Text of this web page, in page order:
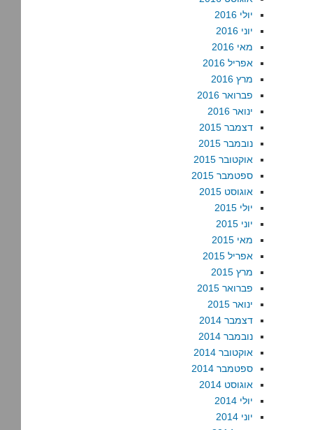
יולי 2016
יוני 2016
מאי 2016
אפריל 2016
מרץ 2016
פברואר 2016
ינואר 2016
דצמבר 2015
נובמבר 2015
אוקטובר 2015
ספטמבר 2015
אוגוסט 2015
יולי 2015
יוני 2015
מאי 2015
אפריל 2015
מרץ 2015
פברואר 2015
ינואר 2015
דצמבר 2014
נובמבר 2014
אוקטובר 2014
ספטמבר 2014
אוגוסט 2014
יולי 2014
יוני 2014